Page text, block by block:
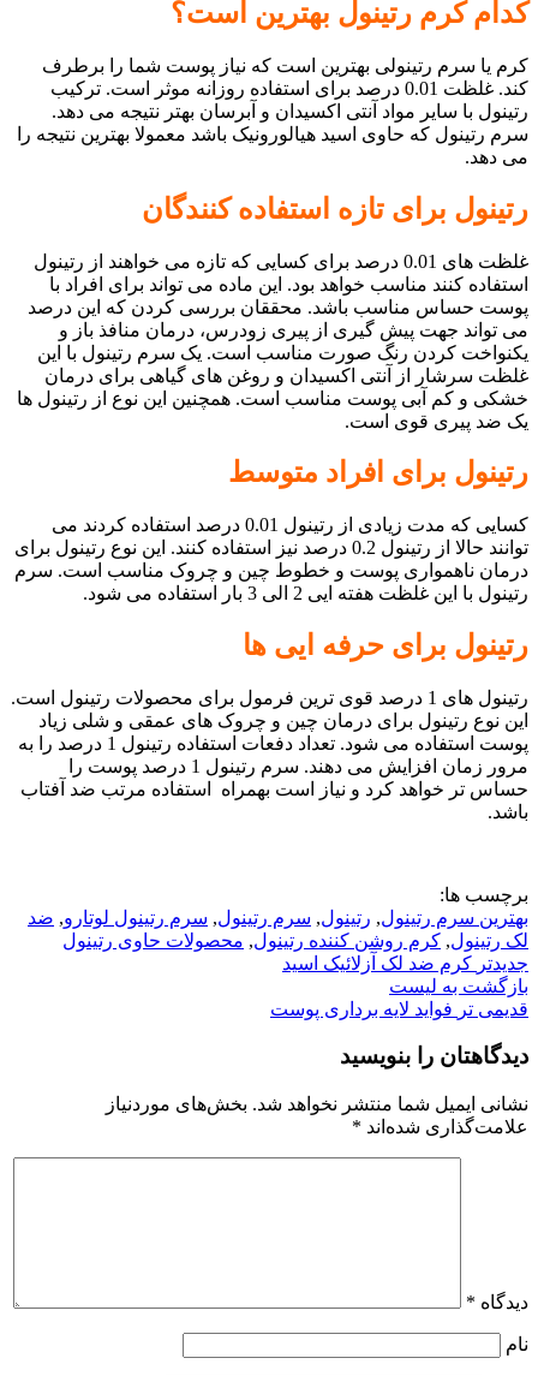
کدام کرم رتینول بهترین است؟
کرم یا سرم رتینولی بهترین است که نیاز پوست شما را برطرف
کند. غلظت 0.01 درصد برای استفاده روزانه موثر است. ترکیب
رتینول با سایر مواد آنتی اکسیدان و آبرسان بهتر نتیجه می دهد.
سرم رتینول که حاوی اسید هیالورونیک باشد معمولا بهترین نتیجه را
می دهد.
رتینول برای تازه استفاده کنندگان
غلظت های 0.01 درصد برای کسایی که تازه می خواهند از رتینول
استفاده کنند مناسب خواهد بود. این ماده می تواند برای افراد با
پوست حساس مناسب باشد. محققان بررسی کردن که این درصد
می تواند جهت پیش گیری از پیری زودرس، درمان منافذ باز و
یکنواخت کردن رنگ صورت مناسب است. یک سرم رتینول با این
غلظت سرشار از آنتی اکسیدان و روغن های گیاهی برای درمان
خشکی و کم آبی پوست مناسب است. همچنین این نوع از رتینول ها
یک ضد پیری قوی است.
رتینول برای افراد متوسط
کسایی که مدت زیادی از رتینول 0.01 درصد استفاده کردند می
توانند حالا از رتینول 0.2 درصد نیز استفاده کنند. این نوع رتینول برای
درمان ناهمواری پوست و خطوط چین و چروک مناسب است. سرم
رتینول با این غلظت هفته ایی 2 الی 3 بار استفاده می شود.
رتینول برای حرفه ایی ها
رتینول های 1 درصد قوی ترین فرمول برای محصولات رتینول است.
این نوع رتینول برای درمان چین و چروک های عمقی و شلی زیاد
پوست استفاده می شود. تعداد دفعات استفاده رتینول 1 درصد را به
مرور زمان افزایش می دهند. سرم رتینول 1 درصد پوست را
حساس تر خواهد کرد و نیاز است بهمراه استفاده مرتب ضد آفتاب
باشد.
برچسب ها:
بهترین سرم رتینول, رتینول, سرم رتینول, سرم رتینول لوتارو, ضد
لک رتینول, کرم روشن کننده رتینول, محصولات حاوی رتینول
جدیدتر کرم ضد لک آزلائیک اسید
بازگشت به لیست
قدیمی تر فواید لایه برداری پوست
دیدگاهتان را بنویسید
نشانی ایمیل شما منتشر نخواهد شد. بخش‌های موردنیاز
علامت‌گذاری شده‌اند *
دیدگاه *
نام